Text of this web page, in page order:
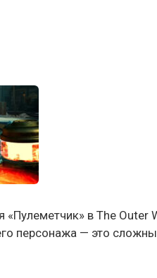
в The Outer
персонажа — это